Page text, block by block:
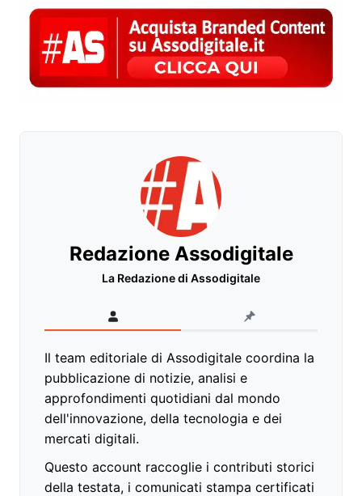
Redazione Assodigitale
La Redazione di Assodigitale
Il team editoriale di Assodigitale coordina la
pubblicazione di notizie, analisi e
approfondimenti quotidiani dal mondo
dell'innovazione, della tecnologia e dei
mercati digitali.
Questo account raccoglie i contributi storici
della testata, i comunicati stampa certificati